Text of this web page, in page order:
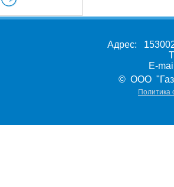
Адрес:
E-
© ООО
Политика